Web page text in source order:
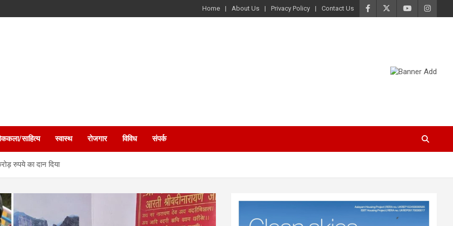
Home About Us Privacy Policy Contact Us
साहित्य स्वास्थ रोजगार विविध संपर्क
रुपये का दान दिया